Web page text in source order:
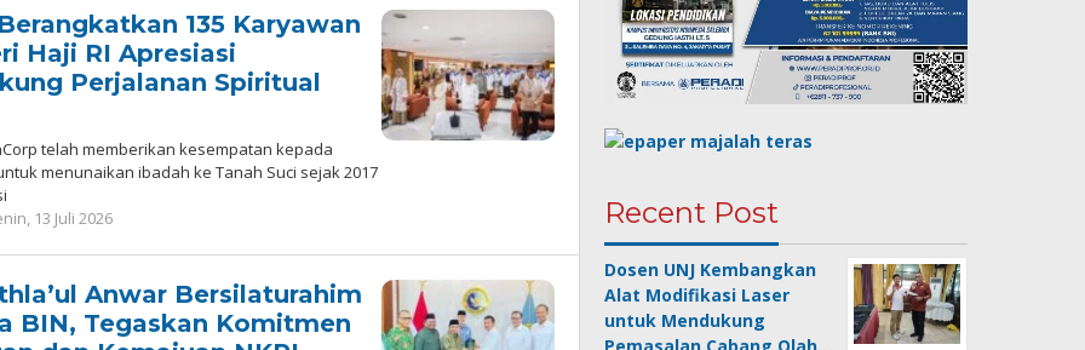
135 Karyawan
Haji RI Apresiasi
Perjalanan Spiritual
telah memberikan kesempatan kepada
menunaikan ibadah ke Tanah Suci sejak 2017
13 Juli 2026
Anwar Bersilaturahim
BIN, Tegaskan Komitmen
Recent Post
Dosen UNJ Kembangkan
Alat Modifikasi Laser
untuk Mendukung